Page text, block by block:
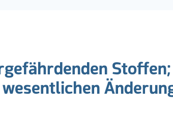
Stoffen;